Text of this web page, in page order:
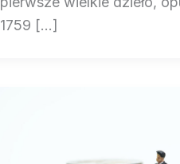
1759 […]